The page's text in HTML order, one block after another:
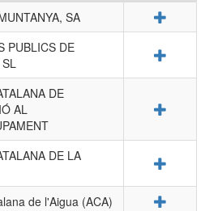
SA
PUBLICS DE
DE
AL
DE LA
de l'Aigua (ACA)